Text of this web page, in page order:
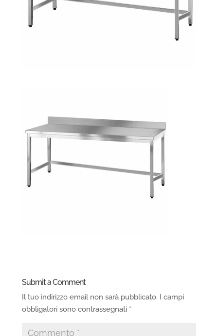
Submit a Comment
Il tuo indirizzo email non sarà pubblicato.
I campi
obbligatori sono contrassegnati *